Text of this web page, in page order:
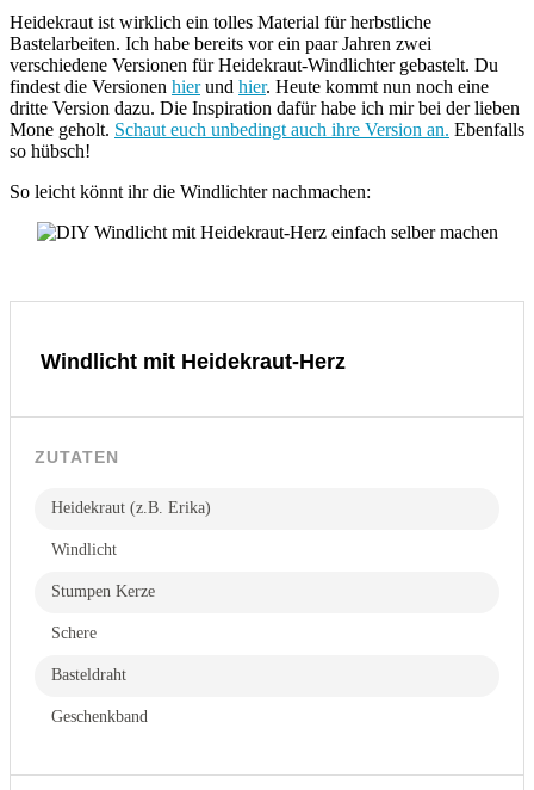
Heidekraut ist wirklich ein tolles Material für herbstliche
Bastelarbeiten. Ich habe bereits vor ein paar Jahren zwei
verschiedene Versionen für Heidekraut-Windlichter gebastelt. Du
findest die Versionen hierund hier. Heute kommt nun noch eine
dritte Version dazu. Die Inspiration dafür habe ich mir bei der lieben
Mone geholt. Schaut euch unbedingt auch ihre Version an. Ebenfalls
so hübsch!
So leicht könnt ihr die Windlichter nachmachen:
Windlicht mit Heidekraut-Herz
ZUTATEN
Heidekraut (z.B. Erika)
Windlicht
Stumpen Kerze
Schere
Basteldraht
Geschenkband